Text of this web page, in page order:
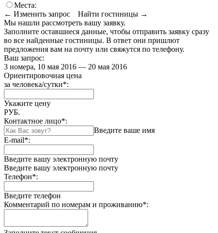
Места:
← Изменить запрос
Найти гостиницы →
Мы нашли рассмотреть вашу заявку.
Заполните оставшиеся данные, чтобы отправить заявку сразу
во все найденные гостиницы. В ответ они пришлют
предложения вам на почту или свяжутся по телефону.
Ваш запрос:
3 номера, 10 мая 2016 — 20 мая 2016
Ориентировочная цена
за человека/сутки*:
Укажите цену
РУБ.
Контактное лицо*:
Введите ваше имя
E-mail*:
Введите вашу электронную почту
Введите вашу электронную почту
Телефон*:
Введите телефон
Комментарий по номерам и проживанию*: